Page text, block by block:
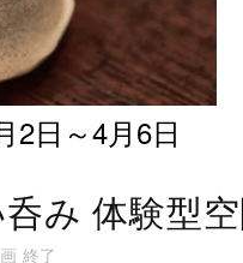
2日～4月6日
み 体験型
終了